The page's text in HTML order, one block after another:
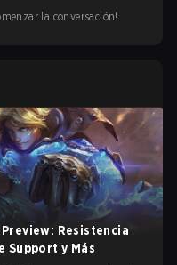
la conversación!
Resistencia
Support y Más